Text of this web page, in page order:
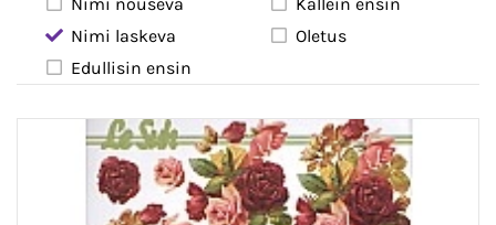
Nimi laskeva
Edullisin ensin
Oletus